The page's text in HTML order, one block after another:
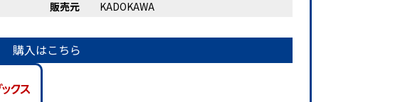
販売元
KADOKAWA
購入はこちら